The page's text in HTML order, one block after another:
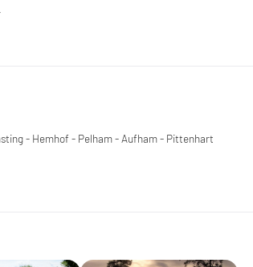
- Hemhof - Pelham - Aufham - Pittenhart